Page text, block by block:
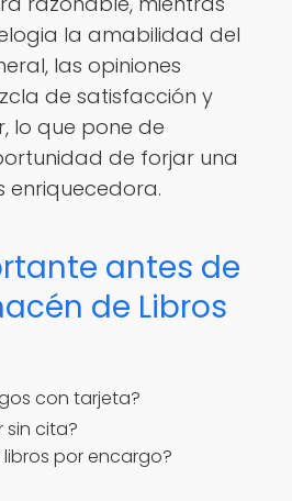
la amabilidad del
las opiniones
de satisfacción y
lo que pone de
de forjar una
enriquecedora.
antes de
de Libros
con tarjeta?
sin cita?
por encargo?